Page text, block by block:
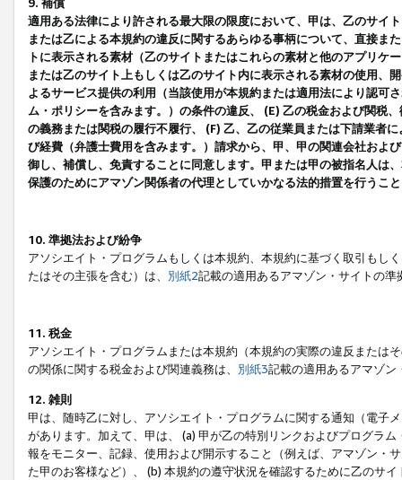
9. 補償
適用ある法律により許される最大限の限度において、甲は、乙のサイ
または乙による本規約の違反に関するあらゆる事柄について、直接ま
トに表示される素材（乙のサイトまたはこれらの素材と他のアプリ
または乙のサイト上もしくは乙のサイト内に表示される素材の使用、
よるサービス提供の利用（当該使用が本規約または適用法により認可
ム・ポリシーを含みます。）の条件の違反、 (E) 乙の税金および関税
の義務または関税の履行不履行、 (F) 乙、乙の従業員または下請業者
び経費（弁護士費用を含みます。）請求から、甲、甲の関連会社およ
御し、補償し、免責することに同意します。甲または甲の被指名人は
保護のためにアマゾン関係者の代理としていかなる法的措置を行うこ
10. 準拠法および紛争
アソシエイト・プログラムもしくは本規約、本規約に基づく取引もし
たはその主張を含む）は、 別紙2記載の適用あるアマゾン・サイトの
11. 税金
アソシエイト・プログラムまたは本規約（本規約の実際の違反または
の関係に関する税金および関連義務は、 別紙3記載の適用あるアマゾン
12. 雑則
甲は、随時乙に対し、アソシエイト・プログラムに関する通知（電子
があります。加えて、甲は、 (a) 甲が乙の特別リンクおよびプログラ
報をモニター、記録、使用および開示すること（例えば、アマゾン・
た甲のお客様など）、 (b) 本規約の遵守状況を確認するために乙のサ